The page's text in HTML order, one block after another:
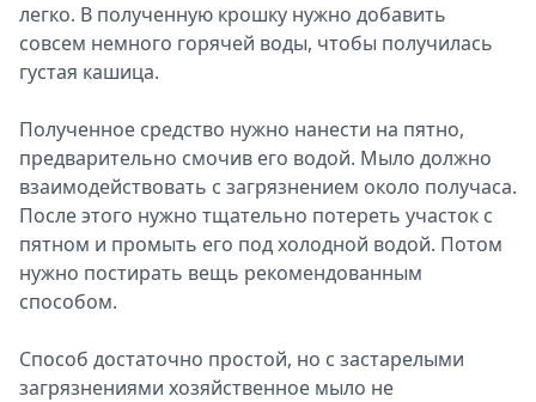
легко. В полученную крошку нужно добавить
совсем немного горячей воды, чтобы получилась
густая кашица.
Полученное средство нужно нанести на пятно,
предварительно смочив его водой. Мыло должно
взаимодействовать с загрязнением около получаса.
После этого нужно тщательно потереть участок с
пятном и промыть его под холодной водой. Потом
нужно постирать вещь рекомендованным
способом.
Способ достаточно простой, но с застарелыми
загрязнениями хозяйственное мыло не